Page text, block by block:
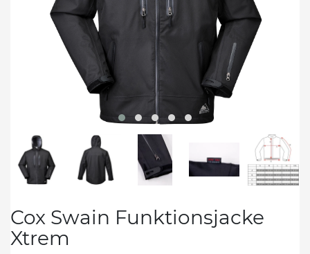
Cox Swain Funktionsjacke
Xtrem